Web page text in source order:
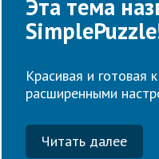
Эта тема
Красивая и готовая
расширенными
Читать далее